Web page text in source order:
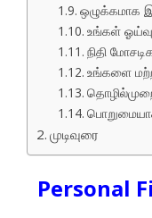
ஒழுக்கமாக
உங்கள்
நிதி
உங்களை
முடிவுரை
Personal